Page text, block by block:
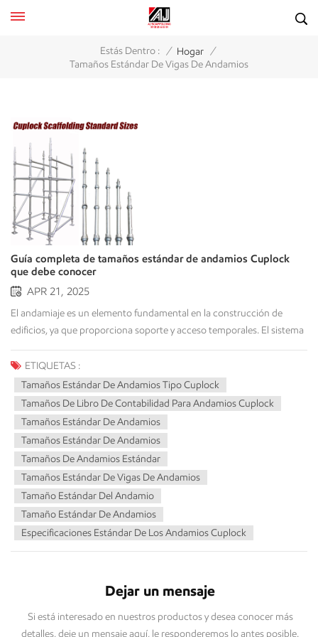
Estás Dentro : / Hogar /
Tamaños Estándar De Vigas De Andamios
Guía completa de tamaños estándar de andamios Cuplock
que debe conocer
APR 21, 2025
El andamiaje es un elemento fundamental en la construcción de
edificios, ya que proporciona soporte y acceso temporales. El sistema
de andamiaje Cuplock es robusto, adaptable y soporta grandes
cargas. El uso de medidas dimensionales estandarizadas garantiza
una instalación rápida y estable. A continuación, analizaremos las
medidas dimensionales estándar para el andamiaje Cuplock,
incluyendo montantes verticales, largueros, travesaños y otros
elementos clave. Esto le ayudará a determinar el sistema más
adecuado para su proyecto de construcción. ¿Qué es un andamio
Cuplock? Andamios con sistema de bloqueo de copa Es un sistema
de andamios modulares que se caracteriza por su rapidez, resistencia
y adaptabilidad en aplicaciones de construcción. Este tipo de
andamio se utiliza frecuentemente en diversas estructuras de
soporte, plataformas de acceso y para sostener edificios de gran
altura, puentes e instalaciones industriales. Características del
Las vigas horizontales (rieles) se conectan a las columnas verticales
(pilares) mediante copas y cuñas giratorias (o cuchillas). Las copas se
sueldan a intervalos estándar (normalmente 500 mm o 600 mm), y la
ETIQUETAS :
Tamaños Estándar De Andamios Tipo Cuplock
Tamaños De Libro De Contabilidad Para Andamios Cuplock
Tamaños Estándar De Andamios
Tamaños Estándar De Andamios
Tamaños De Andamios Estándar
Tamaños Estándar De Vigas De Andamios
Tamaño Estándar Del Andamio
Tamaño Estándar De Andamios
Especificaciones Estándar De Los Andamios Cuplock
Dejar un mensaje
Si está interesado en nuestros productos y desea conocer más
detalles, deje un mensaje aquí, le responderemos lo antes posible.